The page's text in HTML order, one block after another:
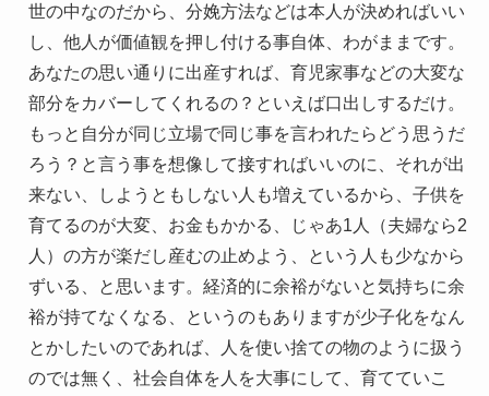
世の中なのだから、分娩方法などは本人が決めればいい
し、他人が価値観を押し付ける事自体、わがままです。
あなたの思い通りに出産すれば、育児家事などの大変な
部分をカバーしてくれるの？といえば口出しするだけ。
もっと自分が同じ立場で同じ事を言われたらどう思うだ
ろう？と言う事を想像して接すればいいのに、それが出
来ない、しようともしない人も増えているから、子供を
育てるのが大変、お金もかかる、じゃあ1人（夫婦なら2
人）の方が楽だし産むの止めよう、という人も少なから
ずいる、と思います。経済的に余裕がないと気持ちに余
裕が持てなくなる、というのもありますが少子化をなん
とかしたいのであれば、人を使い捨ての物のように扱う
のでは無く、社会自体を人を大事にして、育てていこ